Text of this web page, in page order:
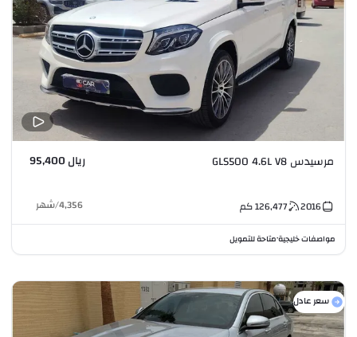
مرسيدس GLS500 4.6L V8 ريال 95,400
2016
126,477كم 4,356
/شهر
مواصفات خليجية•متاحة للتمويل
سعر عادل